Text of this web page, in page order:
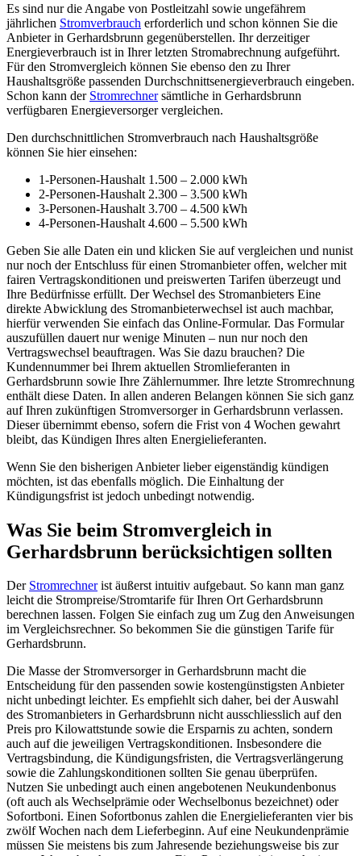
Es sind nur die Angabe von Postleitzahl sowie ungefährem
jährlichen Stromverbrauch erforderlich und schon können Sie die
Anbieter in Gerhardsbrunn gegenüberstellen. Ihr derzeitiger
Energieverbrauch ist in Ihrer letzten Stromabrechnung aufgeführt.
Für den Stromvergleich können Sie ebenso den zu Ihrer
Haushaltsgröße passenden Durchschnittsenergieverbrauch eingeben.
Schon kann der Stromrechnersämtliche in Gerhardsbrunn
verfügbaren Energieversorger vergleichen.
Den durchschnittlichen Stromverbrauch nach Haushaltsgröße
können Sie hier einsehen:
1-Personen-Haushalt 1.500 – 2.000 kWh
2-Personen-Haushalt 2.300 – 3.500 kWh
3-Personen-Haushalt 3.700 – 4.500 kWh
4-Personen-Haushalt 4.600 – 5.500 kWh
Geben Sie alle Daten ein und klicken Sie auf vergleichen und nunist
nur noch der Entschluss für einen Stromanbieter offen, welcher mit
fairen Vertragskonditionen und preiswerten Tarifen überzeugt und
Ihre Bedürfnisse erfüllt. Der Wechsel des Stromanbieters Eine
direkte Abwicklung des Stromanbieterwechsel ist auch machbar,
hierfür verwenden Sie einfach das Online-Formular. Das Formular
auszufüllen dauert nur wenige Minuten – nun nur noch den
Vertragswechsel beauftragen. Was Sie dazu brauchen? Die
Kundennummer bei Ihrem aktuellen Stromlieferanten in
Gerhardsbrunn sowie Ihre Zählernummer. Ihre letzte Stromrechnung
enthält diese Daten. In allen anderen Belangen können Sie sich ganz
auf Ihren zukünftigen Stromversorger in Gerhardsbrunn verlassen.
Dieser übernimmt ebenso, sofern die Frist von 4 Wochen gewahrt
bleibt, das Kündigen Ihres alten Energielieferanten.
Wenn Sie den bisherigen Anbieter lieber eigenständig kündigen
möchten, ist das ebenfalls möglich. Die Einhaltung der
Kündigungsfrist ist jedoch unbedingt notwendig.
Was Sie beim Stromvergleich in
Gerhardsbrunn berücksichtigen sollten
Der Stromrechnerist äußerst intuitiv aufgebaut. So kann man ganz
leicht die Strompreise/Stromtarife für Ihren Ort Gerhardsbrunn
berechnen lassen. Folgen Sie einfach zug um Zug den Anweisungen
im Vergleichsrechner. So bekommen Sie die günstigen Tarife für
Gerhardsbrunn.
Die Masse der Stromversorger in Gerhardsbrunn macht die
Entscheidung für den passenden sowie kostengünstigsten Anbieter
nicht unbedingt leichter. Es empfiehlt sich daher, bei der Auswahl
des Stromanbieters in Gerhardsbrunn nicht ausschliesslich auf den
Preis pro Kilowattstunde sowie die Ersparnis zu achten, sondern
auch auf die jeweiligen Vertragskonditionen. Insbesondere die
Vertragsbindung, die Kündigungsfristen, die Vertragsverlängerung
sowie die Zahlungskonditionen sollten Sie genau überprüfen.
Nutzen Sie unbedingt auch einen angebotenen Neukundenbonus
(oft auch als Wechselprämie oder Wechselbonus bezeichnet) oder
Sofortboni. Einen Sofortbonus zahlen die Energielieferanten vier bis
zwölf Wochen nach dem Lieferbeginn. Auf eine Neukundenprämie
müssen Sie meistens bis zum Jahresende beziehungsweise bis zur